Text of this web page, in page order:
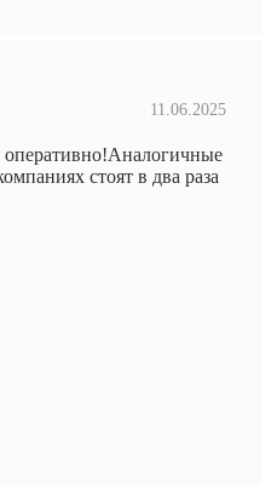
11.06.2025
оперативно!Аналогичные
стоят в два раза